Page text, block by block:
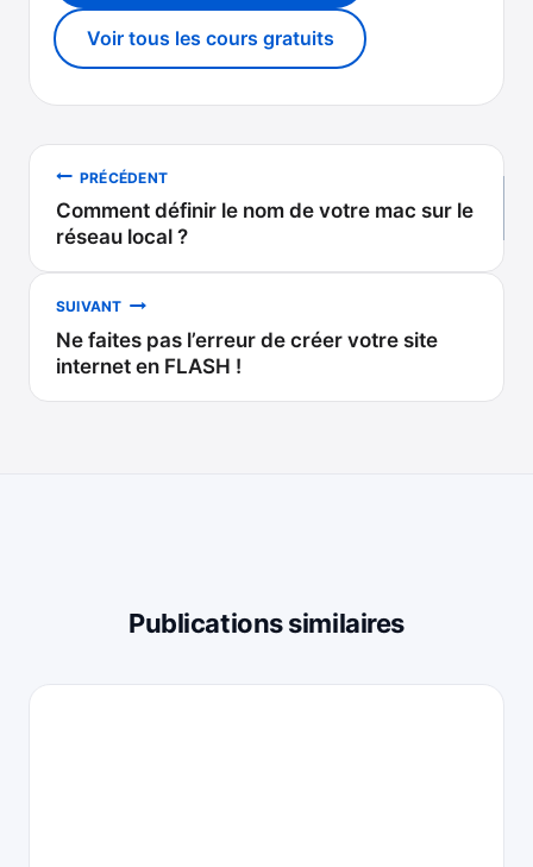
Voir tous les cours gratuits
Navigation
de
l’article
PRÉCÉDENT
Comment définir le nom de votre mac sur le
réseau local ?
SUIVANT
Ne faites pas l’erreur de créer votre site
internet en FLASH !
Publications similaires